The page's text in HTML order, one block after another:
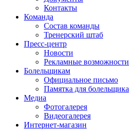
Контакты
Команда
Состав команды
Тренерский штаб
Пресс-центр
Новости
Рекламные возможности
Болельщикам
Официальное письмо
Памятка для болельщика
Медиа
Фотогалерея
Видеогалерея
Интернет-магазин